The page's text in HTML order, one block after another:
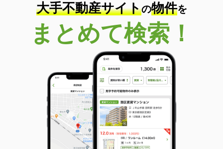
大手不動産サイトの物件を
まとめて検索！